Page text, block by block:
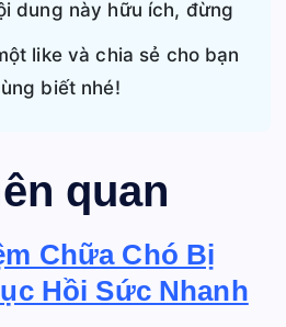
dung này hữu ích, đừng
like và chia sẻ cho bạn
biết nhé!
quan
Chữa Chó Bị
Hồi Sức Nhanh